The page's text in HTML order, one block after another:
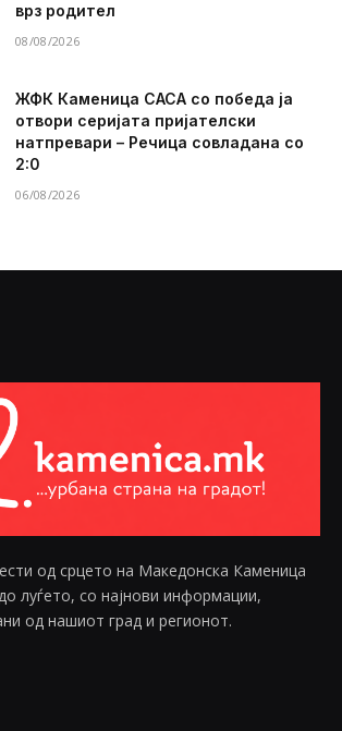
врз родител
08/08/2026
ЖФК Каменица САСА со победа ја
отвори серијата пријателски
натпревари – Речица совладана со
2:0
06/08/2026
од срцето на Македонска Каменица
луѓето, со најнови информации,
од нашиот град и регионот.